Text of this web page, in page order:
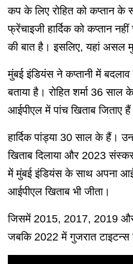
कप के लिए रोहित को कप्तान के
फ्रेंचाइजी हार्दिक को कप्तान
की बात है। इसलिए, यहां असल
मुंबई इंडियंस ने कप्तानी में
बताया है। रोहित शर्मा 36
आईपीएल में पांच खिताब जिताए
हार्दिक पांड्या 30 साल के हैं।
खिताब दिलाया और 2023
में मुंबई इंडियंस के साथ अपना
आईपीएल खिताब भी जीता।
जिसमें 2015, 2017, 2019
जबकि 2022 में गुजरात टाइटन्स